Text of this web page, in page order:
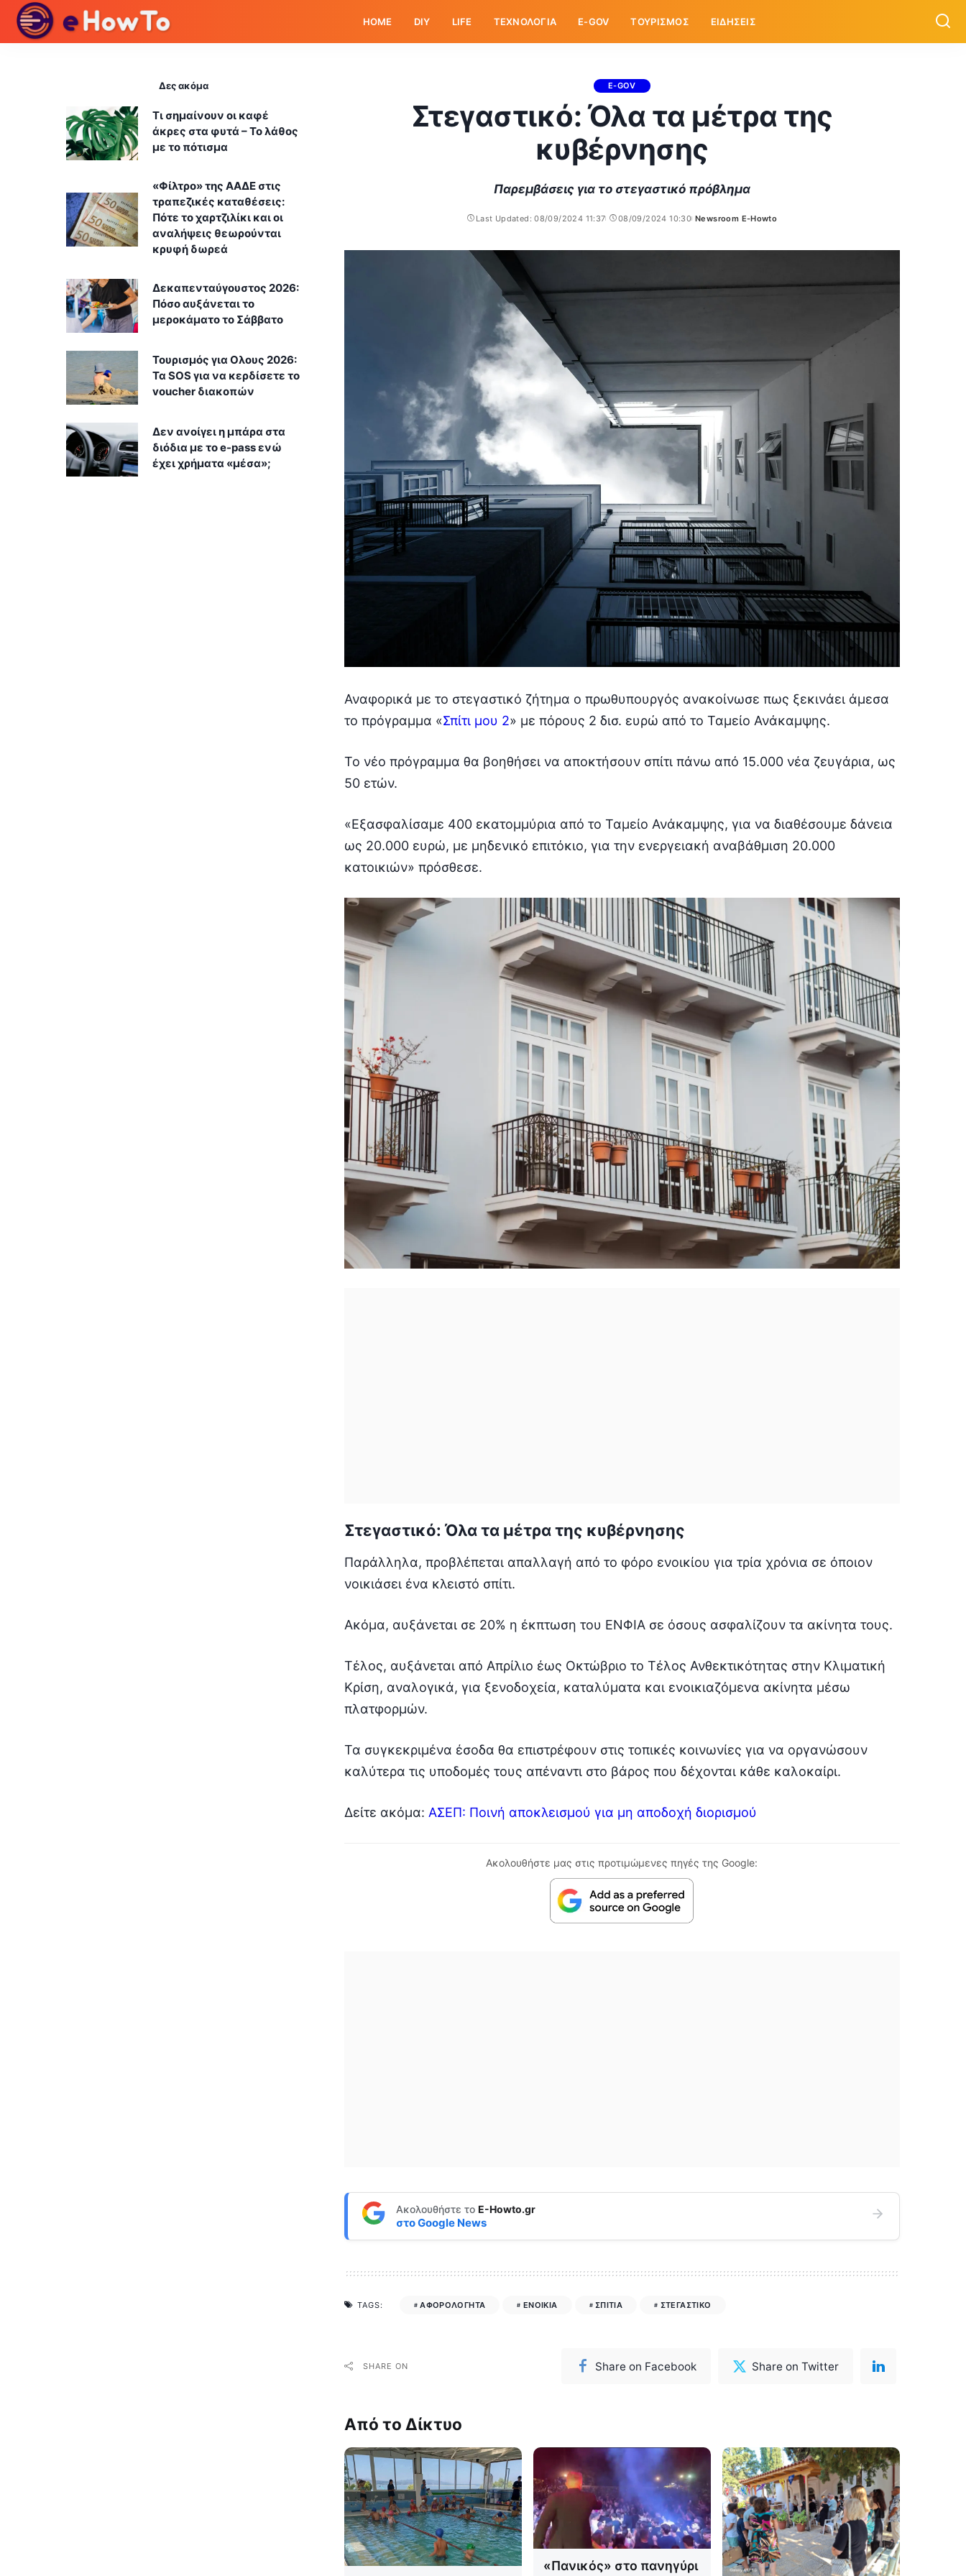
HOME DIY LIFE ΤΕΧΝΟΛΟΓΙΑ E-GOV ΤΟΥΡΙΣΜΟΣ ΕΙΔΗΣΕΙΣ
E-GOV
Στεγαστικό: Όλα τα μέτρα της
κυβέρνησης
Παρεμβάσεις για το στεγαστικό πρόβλημα
Last Updated: 08/09/2024 11:37 08/09/2024 10:30
Posted
Newsroom E-Howto
Αναφορικά με το στεγαστικό ζήτημα ο πρωθυπουργός ανακοίνωσε πως ξεκινάει άμεσα
το πρόγραμμα «Σπίτι μου 2» με πόρους 2 δισ. ευρώ από το Ταμείο Ανάκαμψης.
Το νέο πρόγραμμα θα βοηθήσει να αποκτήσουν σπίτι πάνω από 15.000 νέα ζευγάρια, ως
50 ετών.
«Εξασφαλίσαμε 400 εκατομμύρια από το Ταμείο Ανάκαμψης, για να διαθέσουμε δάνεια
ως 20.000 ευρώ, με μηδενικό επιτόκιο, για την ενεργειακή αναβάθμιση 20.000
κατοικιών» πρόσθεσε.
Στεγαστικό: Όλα τα μέτρα της κυβέρνησης
Παράλληλα, προβλέπεται απαλλαγή από το φόρο ενοικίου για τρία χρόνια σε όποιον
νοικιάσει ένα κλειστό σπίτι.
Ακόμα, αυξάνεται σε 20% η έκπτωση του ΕΝΦΙΑ σε όσους ασφαλίζουν τα ακίνητα τους.
Τέλος, αυξάνεται από Απρίλιο έως Οκτώβριο το Τέλος Ανθεκτικότητας στην Κλιματική
Κρίση, αναλογικά, για ξενοδοχεία, καταλύματα και ενοικιαζόμενα ακίνητα μέσω
πλατφορμών.
Τα συγκεκριμένα έσοδα θα επιστρέφουν στις τοπικές κοινωνίες για να οργανώσουν
καλύτερα τις υποδομές τους απέναντι στο βάρος που δέχονται κάθε καλοκαίρι.
Δείτε ακόμα: ΑΣΕΠ: Ποινή αποκλεισμού για μη αποδοχή διορισμού
Ακολουθήστε μας στις προτιμώμενες πηγές της Google:
Ακολουθήστε το E-Howto.gr
στοGoogle News
TAGS: ΑΦΟΡΟΛΟΓΗΤΑ ΕΝΟΙΚΙΑ ΣΠΙΤΙΑ ΣΤΕΓΑΣΤΙΚΟ
SHARE ON Share on Facebook Share on Twitter
Από το Δίκτυο
«Πανικός» στο πανηγύρι
Δες ακόμα
Τι σημαίνουν οι καφέ
άκρες στα φυτά – Το λάθος
με το πότισμα
«Φίλτρο» της ΑΑΔΕ στις
τραπεζικές καταθέσεις:
Πότε το χαρτζιλίκι και οι
αναλήψεις θεωρούνται
κρυφή δωρεά
Δεκαπενταύγουστος 2026:
Πόσο αυξάνεται το
μεροκάματο το Σάββατο
Τουρισμός για Ολους 2026:
Τα SOS για να κερδίσετε το
voucher διακοπών
Δεν ανοίγει η μπάρα στα
διόδια με το e-pass ενώ
έχει χρήματα «μέσα»;